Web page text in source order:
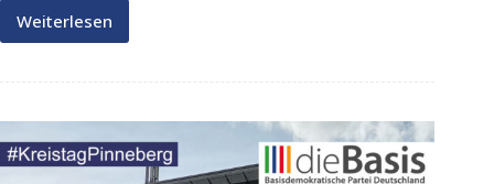
Weiterlesen
DieBasis